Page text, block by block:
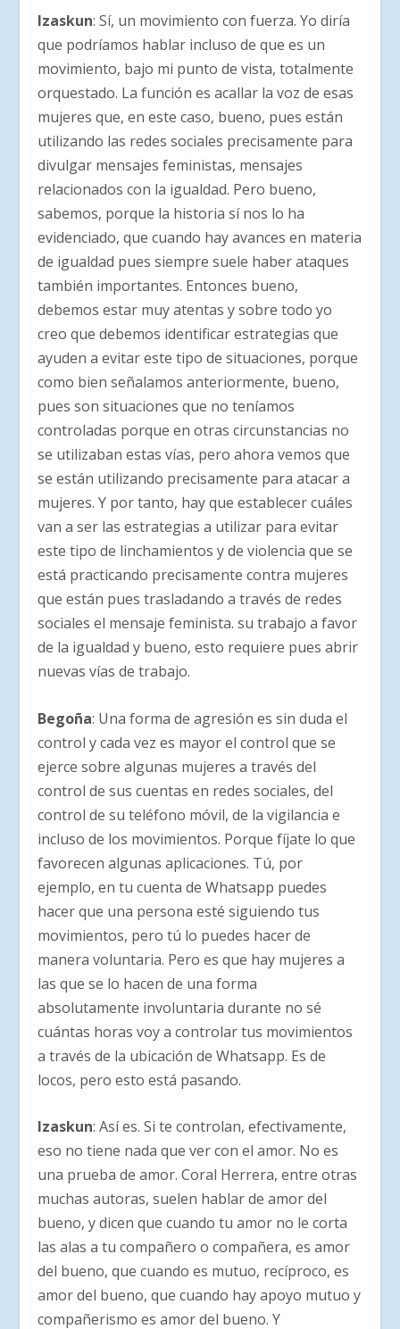
Izaskun: Sí, un movimiento con fuerza. Yo diría
que podríamos hablar incluso de que es un
movimiento, bajo mi punto de vista, totalmente
orquestado. La función es acallar la voz de esas
mujeres que, en este caso, bueno, pues están
utilizando las redes sociales precisamente para
divulgar mensajes feministas, mensajes
relacionados con la igualdad. Pero bueno,
sabemos, porque la historia sí nos lo ha
evidenciado, que cuando hay avances en materia
de igualdad pues siempre suele haber ataques
también importantes. Entonces bueno,
debemos estar muy atentas y sobre todo yo
creo que debemos identificar estrategias que
ayuden a evitar este tipo de situaciones, porque
como bien señalamos anteriormente, bueno,
pues son situaciones que no teníamos
controladas porque en otras circunstancias no
se utilizaban estas vías, pero ahora vemos que
se están utilizando precisamente para atacar a
mujeres. Y por tanto, hay que establecer cuáles
van a ser las estrategias a utilizar para evitar
este tipo de linchamientos y de violencia que se
está practicando precisamente contra mujeres
que están pues trasladando a través de redes
sociales el mensaje feminista. su trabajo a favor
de la igualdad y bueno, esto requiere pues abrir
nuevas vías de trabajo.
Begoña: Una forma de agresión es sin duda el
control y cada vez es mayor el control que se
ejerce sobre algunas mujeres a través del
control de sus cuentas en redes sociales, del
control de su teléfono móvil, de la vigilancia e
incluso de los movimientos. Porque fíjate lo que
favorecen algunas aplicaciones. Tú, por
ejemplo, en tu cuenta de Whatsapp puedes
hacer que una persona esté siguiendo tus
movimientos, pero tú lo puedes hacer de
manera voluntaria. Pero es que hay mujeres a
las que se lo hacen de una forma
absolutamente involuntaria durante no sé
cuántas horas voy a controlar tus movimientos
a través de la ubicación de Whatsapp. Es de
locos, pero esto está pasando.
Izaskun: Así es. Si te controlan, efectivamente,
eso no tiene nada que ver con el amor. No es
una prueba de amor. Coral Herrera, entre otras
muchas autoras, suelen hablar de amor del
bueno, y dicen que cuando tu amor no le corta
las alas a tu compañero o compañera, es amor
del bueno, que cuando es mutuo, recíproco, es
amor del bueno, que cuando hay apoyo mutuo y
compañerismo es amor del bueno. Y